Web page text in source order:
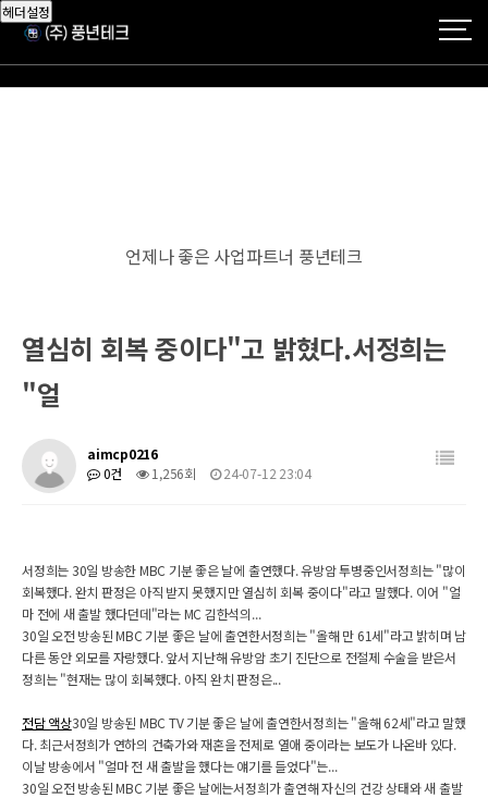
헤더설정
언제나 좋은 사업파트너 풍년테크
열심히 회복 중이다"고 밝혔다.서정희는
"얼
aimcp0216
0건
1,256회 24-07-12 23:04
서정희는 30일 방송한 MBC 기분 좋은 날에 출연했다. 유방암 투병중인서정희는 "많이
회복했다. 완치 판정은 아직 받지 못했지만 열심히 회복 중이다"라고 말했다. 이어 "얼
마 전에 새 출발 했다던데"라는 MC 김한석의...
30일 오전 방송된 MBC 기분 좋은 날에 출연한서정희는 "올해 만 61세"라고 밝히며 남
다른 동안 외모를 자랑했다. 앞서 지난해 유방암 초기 진단으로 전절제 수술을 받은서
정희는 "현재는 많이 회복했다. 아직 완치 판정은...
전담 액상30일 방송된 MBC TV 기분 좋은 날에 출연한서정희는 "올해 62세"라고 말했
다. 최근서정희가 연하의 건축가와 재혼을 전제로 열애 중이라는 보도가 나온바 있다.
이날 방송에서 "얼마 전 새 출발을 했다는 얘기를 들었다"는...
30일 오전 방송된 MBC 기분 좋은 날에는서정희가 출연해 자신의 건강 상태와 새 출발